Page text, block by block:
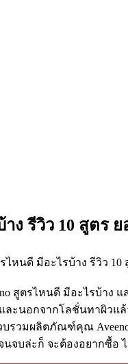
ง รีวิว 10 สูตร
สูตรไหนดี มีอะไรบ้าง
ะนอกจากโลชั่นทาผิวแ
รวมผลิตภัณฑ์คุณ
นจบล่ะก็ จะต้องอยากซื้อ